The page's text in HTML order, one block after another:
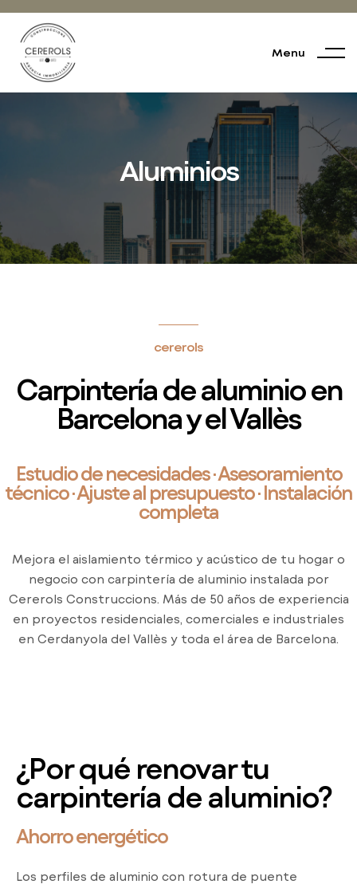
Menu
Aluminios
cererols
Carpintería de aluminio en
Barcelona y el Vallès
Estudio de necesidades · Asesoramiento
técnico · Ajuste al presupuesto · Instalación
completa
Mejora el aislamiento térmico y acústico de tu hogar o
negocio con carpintería de aluminio instalada por
Cererols Construccions. Más de 50 años de experiencia
en proyectos residenciales, comerciales e industriales
en Cerdanyola del Vallès y toda el área de Barcelona.
¿Por qué renovar tu
carpintería de aluminio?
Ahorro energético
Los perfiles de aluminio con rotura de puente